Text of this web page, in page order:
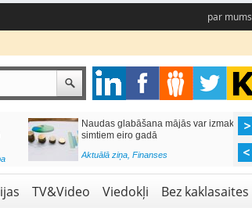
par mums
Naudas glabāšana mājās var izmaksāt
simtiem eiro gadā
Aktuālā ziņa,Finanses
TV&Video Viedokļi Bez kaklasaites